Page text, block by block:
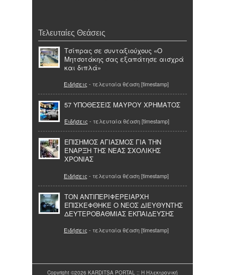
Τελευταίες Θεάσεις
Τσίπρας σε συνταξιούχους «Ο
Μητσοτάκης σας εξαπάτησε αισχρά
και διπλά»
Ειδήσεις - τελευταία θέαση [timestamp]
57 ΥΠΟΘΕΣΕΙΣ ΜΑΥΡΟΥ ΧΡΗΜΑΤΟΣ
Ειδήσεις - τελευταία θέαση [timestamp]
ΕΠΙΣΗΜΟΣ ΑΓΙΑΣΜΟΣ ΓΙΑ ΤΗΝ
ΕΝΑΡΞΗ ΤΗΣ ΝΕΑΣ ΣΧΟΛΙΚΗΣ
ΧΡΟΝΙΑΣ
Ειδήσεις - τελευταία θέαση [timestamp]
ΤΟΝ ΑΝΤΙΠΕΡΙΦΕΡΕΙΑΡΧΗ
ΕΠΙΣΚΕΦΘΗΚΕ Ο ΝΕΟΣ ΔΙΕΥΘΥΝΤΗΣ
ΔΕΥΤΕΡΟΒΑΘΜΙΑΣ ΕΚΠΑΙΔΕΥΣΗΣ
Ειδήσεις - τελευταία θέαση [timestamp]
Copyright ©2026 KARDITSA PORTAL :: Η Ηλεκτρονική